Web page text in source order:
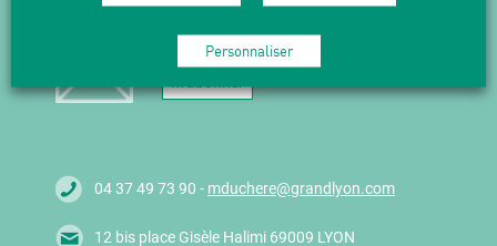
à nos Newsletters.
04 37 49 73 90 - mduchere@grandlyon.com
12 bis place Gisèle Halimi 69009 LYON
Personnaliser